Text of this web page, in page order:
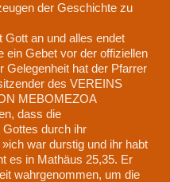
der Geschichte zu
Gott an und alles endet
ein Gebet vor der offiziellen
Gelegenheit hat der Pfarrer
des VEREINS
MEBOMEZOA
dass die
durch ihr
war durstig und ihr habt
es in Mathäus 25,35. Er
wahrgenommen, um die